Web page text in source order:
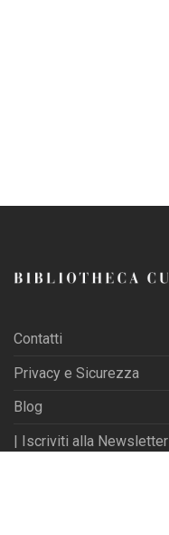
Contatti
Privacy e Sicurezza
Blog
| Iscriviti alla Newsletter